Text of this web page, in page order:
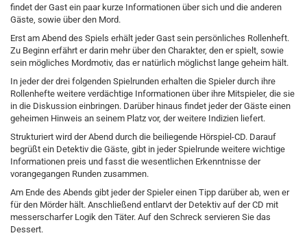
findet der Gast ein paar kurze Informationen über sich und die anderen
Gäste, sowie über den Mord.
Erst am Abend des Spiels erhält jeder Gast sein persönliches Rollenheft.
Zu Beginn erfährt er darin mehr über den Charakter, den er spielt, sowie
sein mögliches Mordmotiv, das er natürlich möglichst lange geheim hält.
In jeder der drei folgenden Spielrunden erhalten die Spieler durch ihre
Rollenhefte weitere verdächtige Informationen über ihre Mitspieler, die sie
in die Diskussion einbringen. Darüber hinaus findet jeder der Gäste einen
geheimen Hinweis an seinem Platz vor, der weitere Indizien liefert.
Strukturiert wird der Abend durch die beiliegende Hörspiel-CD. Darauf
begrüßt ein Detektiv die Gäste, gibt in jeder Spielrunde weitere wichtige
Informationen preis und fasst die wesentlichen Erkenntnisse der
vorangegangen Runden zusammen.
Am Ende des Abends gibt jeder der Spieler einen Tipp darüber ab, wen er
für den Mörder hält. Anschließend entlarvt der Detektiv auf der CD mit
messerscharfer Logik den Täter. Auf den Schreck servieren Sie das
Dessert.